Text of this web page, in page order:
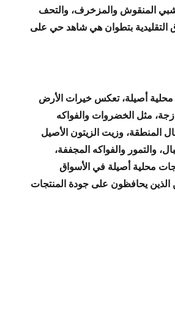
المنقوش والمزخرف، والتحف
التقليدية بتطوان هي شاهد حي على
أصيلة، تعكس خيرات الأرض
مثل الخضروات والفواكه
المنطقة، وزيت الزيتون الأصيل
، والتمور والفواكه المجففة،
محلية أصيلة في الأسواق
الذين يحافظون على جودة المنتجات